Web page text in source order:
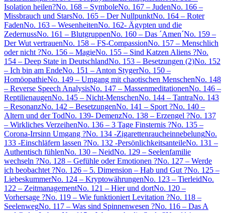
Isolation heilen?No. 168 – SymboleNo. 167 – JudenNo. 166 –
Missbrauch und StarsNo. 165 – Der NullpunktNo. 164 – Roter
FadenNo. 163 – WesenheitenNo. 162- Ägypten und die
ZedernussNo. 161 – BlutgruppenNo. 160 – Das ´Amen´No. 159 –
Der Wut vertrauenNo. 158 – FS-CompassionNo. 157 – Menschlich
oder nicht ?No. 156 – MagieNo. 155 – Sind Katzen Aliens ?No.
154 – Deep State in DeutschlandNo. 153 – Besetzungen (2)No. 152
– Ich bin am EndeNo. 151 – Anton StygerNo. 150 –
HomöopathieNo. 149 – Umgang mit chaotischen MenschenNo. 148
– Reverse Speech AnalysisNo. 147 – MassenmeditationenNo. 146 –
ReptilienaugenNo. 145 – Nicht-MenschenNo. 144 – TantraNo. 143
– ResonanzNo. 142 – BesetzungenNo. 141 – Sport ?No. 140 –
Altern und der TodNo. 139- DemenzNo. 138 – Erzengel ?No. 137
– Wirkliches VerzeihenNo. 136 – 3 Tage Finsternis ?No. 135 –
Corona-Irrsinn Umgang ?No. 134 -ZigarettenraucheinnebelungNo.
133 -Einschläfern lassen ?No. 132 -PersönlichkeitsanteileNo. 131 –
Authentisch fühlenNo. 130 – NeidNo. 129 – Seelenfamilie
wechseln ?No. 128 – Gefühle oder Emotionen ?No. 127 – Werde
ich beobachtet ?No. 126 – 5. Dimension – Hab und Gut ?No. 125 –
LiebeskummerNo. 124 – KryptowährungenNo. 123 – TierleidNo.
122 – ZeitmanagementNo. 121 – Hier und dortNo. 120 –
Vorhersage ?No. 119 – Wie funktioniert Levitation ?No. 118 –
SeelenwegNo. 117 – Was sind Spinnenwesen ?No. 116 – Das A